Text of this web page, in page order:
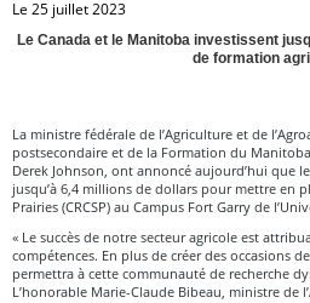
Le 25 juillet 2023
Le Canada et le Manitoba investissent
de formation
La ministre fédérale de l’Agriculture et de
postsecondaire et de la Formation du
Derek Johnson, ont annoncé aujourd’hui que
jusqu’à 6,4 millions de dollars pour mettre en
Prairies (CRCSP) au Campus Fort Garry de
« Le succès de notre secteur agricole est
compétences. En plus de créer des occasions
permettra à cette communauté de recherche
L’honorable Marie-Claude Bibeau, ministre de